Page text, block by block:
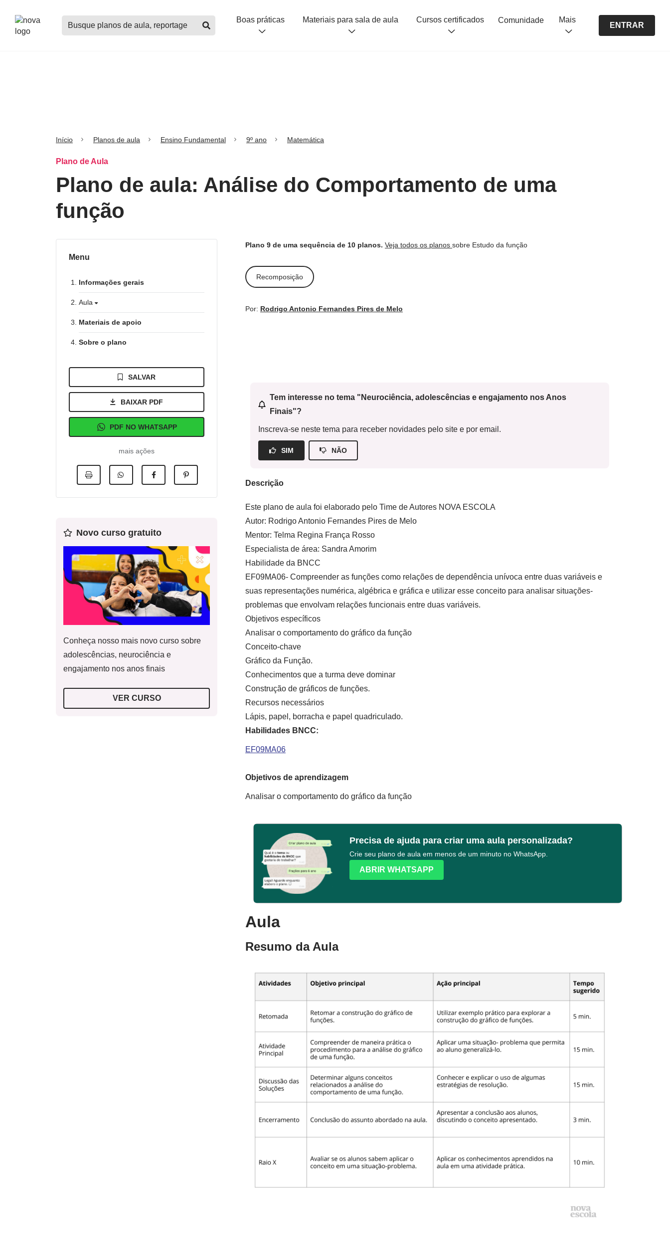
Buscar
planos
Boas práticas Materiais para sala de aula Cursos certificados Comunidade Mais
ENTRAR
Início Planos de aula Ensino Fundamental 9º ano Matemática
Plano de Aula
Plano de aula: Análise do Comportamento de uma
função
Menu
Informações gerais
Aula
Materiais de apoio
Sobre o plano
SALVAR
BAIXAR PDF
PDF NO WHATSAPP
mais ações
Novo curso gratuito
Conheça nosso mais novo curso sobre
adolescências, neurociência e
engajamento nos anos finais
VER CURSO
Plano 9 de uma sequência de 10 planos. Veja todos os planos sobre Estudo da função
Recomposição
Por: Rodrigo Antonio Fernandes Pires de Melo
Tem interesse no tema "Neurociência, adolescências e engajamento nos Anos
Finais"?
Inscreva-se neste tema para receber novidades pelo site e por email.
SIM NÃO
Descrição
Este plano de aula foi elaborado pelo Time de Autores NOVA ESCOLA
Autor: Rodrigo Antonio Fernandes Pires de Melo
Mentor: Telma Regina França Rosso
Especialista de área: Sandra Amorim
Habilidade da BNCC
EF09MA06- Compreender as funções como relações de dependência unívoca entre duas variáveis e
suas representações numérica, algébrica e gráfica e utilizar esse conceito para analisar situações-
problemas que envolvam relações funcionais entre duas variáveis.
Objetivos específicos
Analisar o comportamento do gráfico da função
Conceito-chave
Gráfico da Função.
Conhecimentos que a turma deve dominar
Construção de gráficos de funções.
Recursos necessários
Lápis, papel, borracha e papel quadriculado.
Habilidades BNCC:
EF09MA06
Objetivos de aprendizagem
Analisar o comportamento do gráfico da função
Precisa de ajuda para criar uma aula personalizada?
Crie seu plano de aula em menos de um minuto no WhatsApp.
ABRIR WHATSAPP
Aula
Resumo da Aula